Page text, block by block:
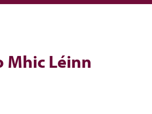
Mhic Léinn